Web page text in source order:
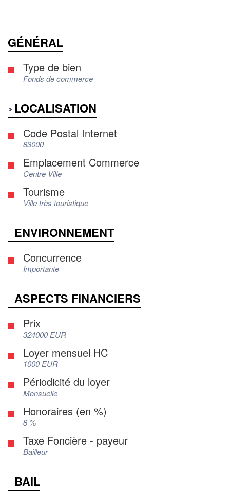
GÉNÉRAL
Type de bien
Fonds de commerce
LOCALISATION
Code Postal Internet
83000
Emplacement Commerce
Centre Ville
Tourisme
Ville très touristique
ENVIRONNEMENT
Concurrence
Importante
ASPECTS FINANCIERS
Prix
324000 EUR
Loyer mensuel HC
1000 EUR
Périodicité du loyer
Mensuelle
Honoraires (en %)
8 %
Taxe Foncière - payeur
Bailleur
BAIL